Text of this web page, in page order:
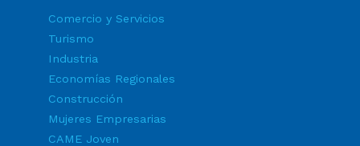
Comercio y Servicios
Turismo
Industria
Economías Regionales
Construcción
Mujeres Empresarias
CAME Joven